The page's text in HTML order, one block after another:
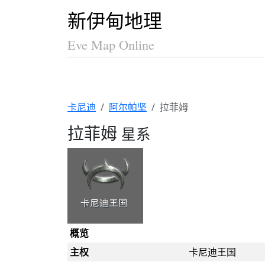
新伊甸地理
Eve Map Online
卡尼迪 阿尔帕坚 拉菲姆
拉菲姆 星系
概览
主权
卡尼迪王国